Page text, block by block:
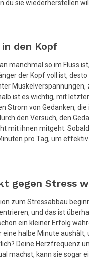
du sie wiederherstellen
den Kopf
manchmal so im Fluss
der Kopf voll ist,
ist es wichtig, mit
Strom von Gedanken,
den Versuch, den
mit ihnen mitgeht.
pro Tag, um effektiv
gegen Stress
zum Stressabbau
und das ist
ein kleiner Erfolg
halbe Minute
Deine Herzfrequenz
machst, kann sie sogar